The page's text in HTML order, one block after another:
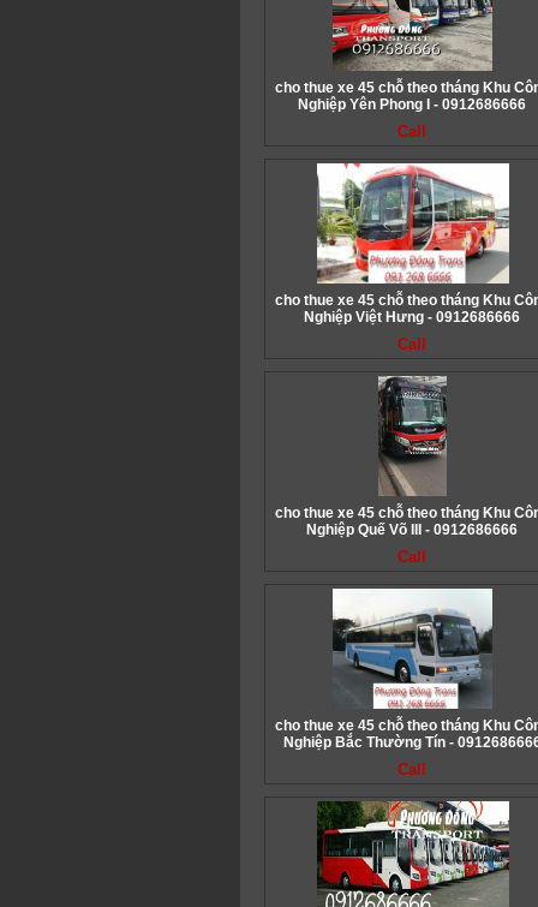
cho thue xe 45 chỗ theo tháng Khu
Nghiệp Yên Phong I - 0912686666
Call
cho thue xe 45 chỗ theo tháng Khu
Nghiệp Việt Hưng - 0912686666
Call
cho thue xe 45 chỗ theo tháng Khu
Nghiệp Quế Võ III - 0912686666
Call
cho thue xe 45 chỗ theo tháng Khu
Nghiệp Bắc Thường Tín -
Call